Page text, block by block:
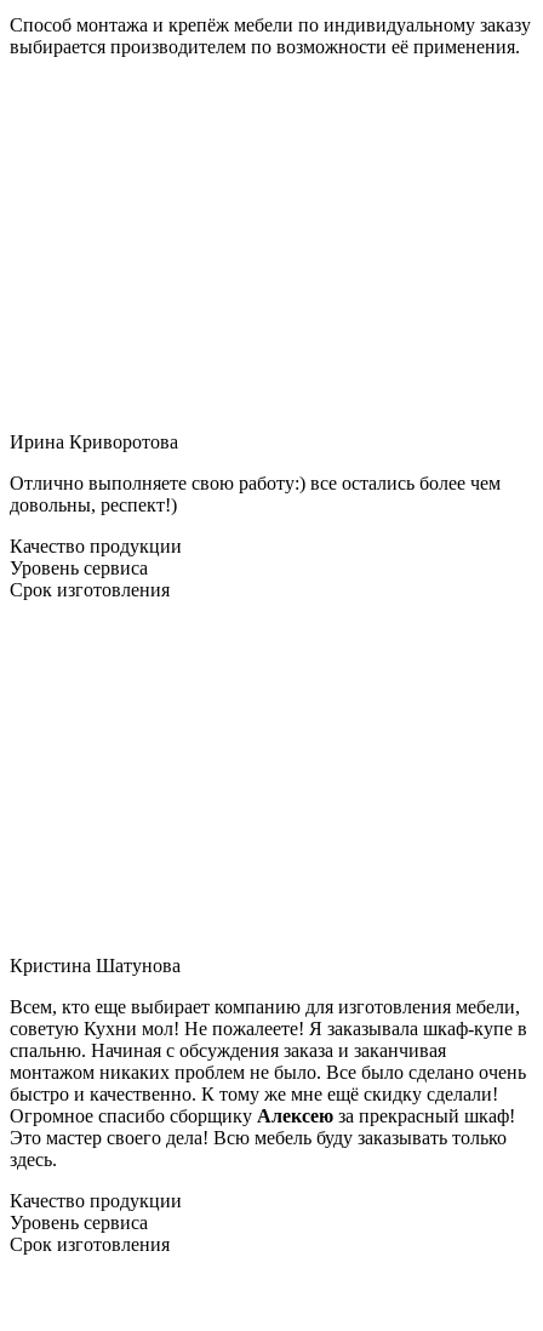
Способ монтажа и крепёж мебели по индивидуальному заказу
выбирается производителем по возможности её применения.
Ирина Криворотова
Отлично выполняете свою работу:) все остались более чем
довольны, респект!)
Качество продукции
Уровень сервиса
Срок изготовления
Кристина Шатунова
Всем, кто еще выбирает компанию для изготовления мебели,
советую Кухни мол! Не пожалеете! Я заказывала шкаф-купе в
спальню. Начиная с обсуждения заказа и заканчивая
монтажом никаких проблем не было. Все было сделано очень
быстро и качественно. К тому же мне ещё скидку сделали!
Огромное спасибо сборщику Алексею за прекрасный шкаф!
Это мастер своего дела! Всю мебель буду заказывать только
здесь.
Качество продукции
Уровень сервиса
Срок изготовления